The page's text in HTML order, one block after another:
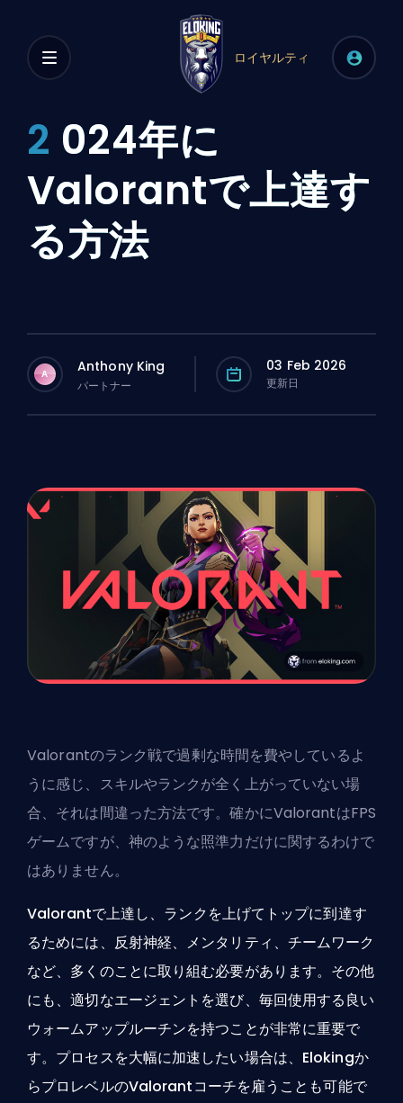
ロイヤルティ
2 024年に
Valorantで上達す
る方法
A Anthony King
パートナー
03 Feb 2026
更新日
Valorantのランク戦で過剰な時間を費やしているよ
うに感じ、スキルやランクが全く上がっていない場
合、それは間違った方法です。確かにValorantはFPS
ゲームですが、神のような照準力だけに関するわけで
はありません。
Valorantで上達し、ランクを上げてトップに到達す
るためには、反射神経、メンタリティ、チームワーク
など、多くのことに取り組む必要があります。その他
にも、適切なエージェント を選び、毎回使用する良い
ウォームアップルーチンを持つことが非常に重要で
す。プロセスを大幅に加速したい場合は、Elokingか
らプロレベルのValorantコーチを雇うことも可能で